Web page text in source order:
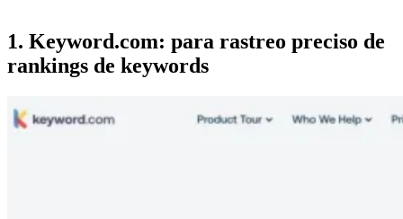
1. Keyword.com: para rastreo preciso de
rankings de keywords